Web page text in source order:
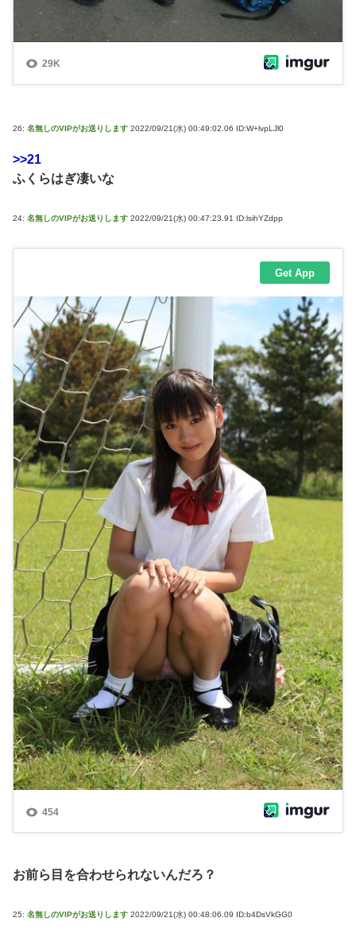
26: 名無しのVIPがお送りします 2022/09/21(水) 00:49:02.06 ID:W+lvpLJl0
>>21
ふくらはぎ凄いな
24: 名無しのVIPがお送りします 2022/09/21(水) 00:47:23.91 ID:lsihYZdpp
お前ら目を合わせられないんだろ？
25: 名無しのVIPがお送りします 2022/09/21(水) 00:48:06.09 ID:b4DsVkGG0